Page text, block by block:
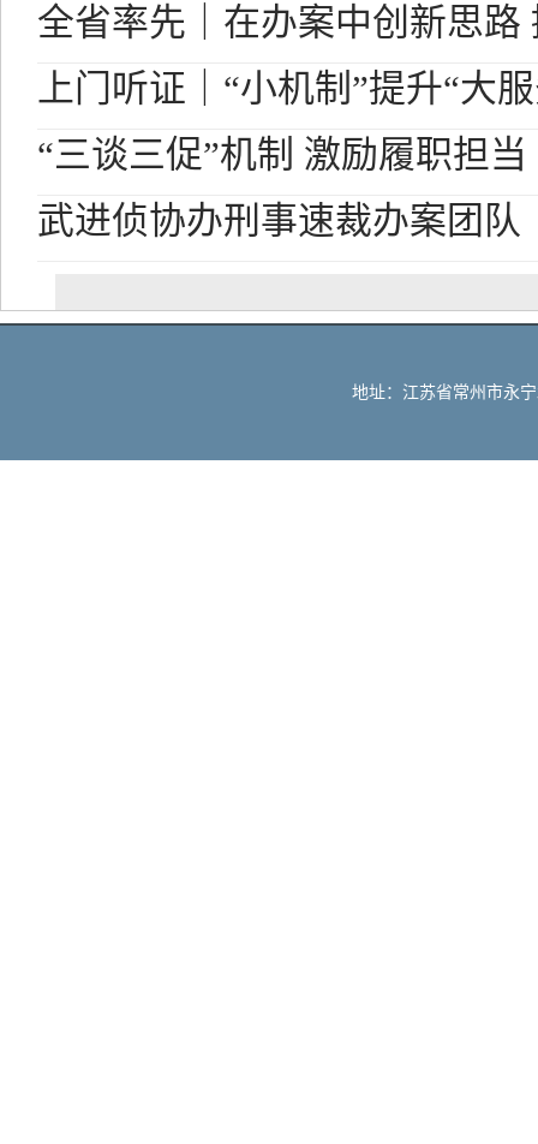
全省率先｜在办案中创新思路
上门听证｜“小机制”提升“大
“三谈三促”机制 激励履职担当
武进侦协办刑事速裁办案团队
地址：江苏省常州市